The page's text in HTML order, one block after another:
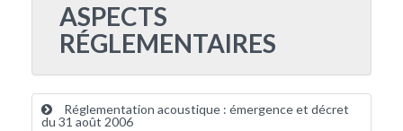
ASPECTS
RÉGLEMENTAIRES
Réglementation acoustique : émergence et décret
du 31 août 2006